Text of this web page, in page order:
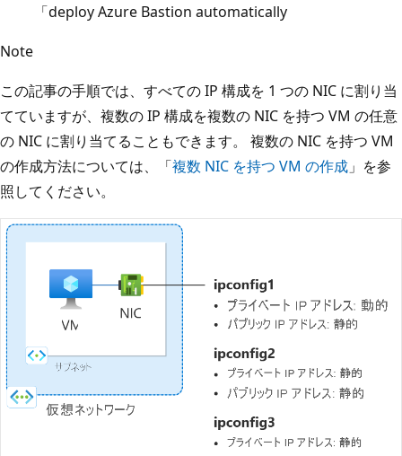
「deploy Azure Bastion automatically
Note
この記事の手順では、すべての IP 構成を 1 つの NIC に割り当
てていますが、複数の IP 構成を複数の NIC を持つ VM の任意
の NIC に割り当てることもできます。 複数の NIC を持つ VM
の作成方法については、「複数 NIC を持つ VM の作成 」を参
照してください。